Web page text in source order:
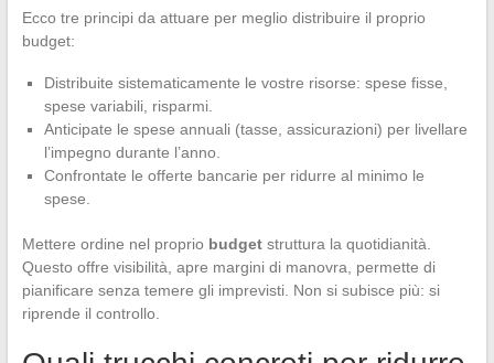
Ecco tre principi da attuare per meglio distribuire il proprio
budget:
Distribuite sistematicamente le vostre risorse: spese fisse,
spese variabili, risparmi.
Anticipate le spese annuali (tasse, assicurazioni) per livellare
l’impegno durante l’anno.
Confrontate le offerte bancarie per ridurre al minimo le
spese.
Mettere ordine nel proprio budgetstruttura la quotidianità.
Questo offre visibilità, apre margini di manovra, permette di
pianificare senza temere gli imprevisti. Non si subisce più: si
riprende il controllo.